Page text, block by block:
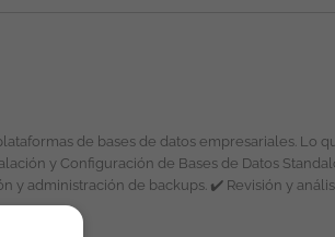
de bases de datos empresariales. Lo que